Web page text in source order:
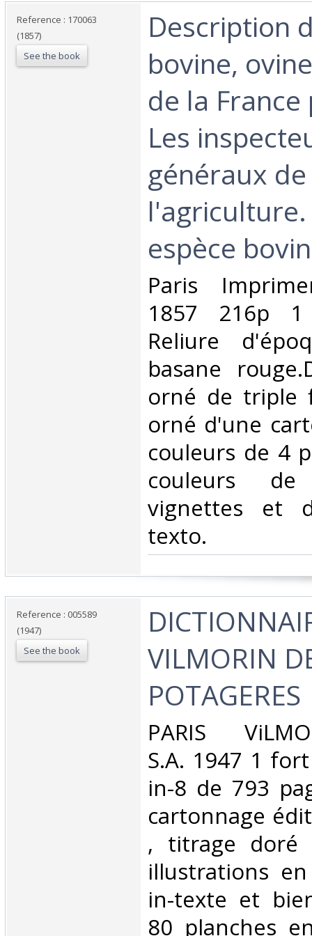
Reference : 170063
(1857)
See the book
‎Description
bovine,
de la
Les
généraux de
espèce
‎Paris
1857 216p
Reliure
basane
orné de triple
orné d'une
couleurs de 4
couleurs
vignettes et
texto. ‎
Reference : 005589
(1947)
See the book
VILMORIN
POTAGERES‎
‎PARIS
S.A. 1947 1
in-8 de 793
cartonnage
, titrage doré
illustrations
in-texte et
80 planches